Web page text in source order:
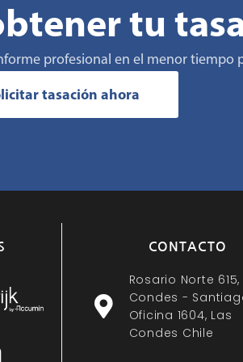
tu
profesional en el menor tiempo
tasación ahora
CONTACTO
Rosario Norte 615,
Condes -
Oficina 1604, Las
Condes Chile